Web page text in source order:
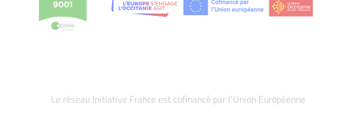
Le réseau Initiative France est cofinancé par l’Union Européenne